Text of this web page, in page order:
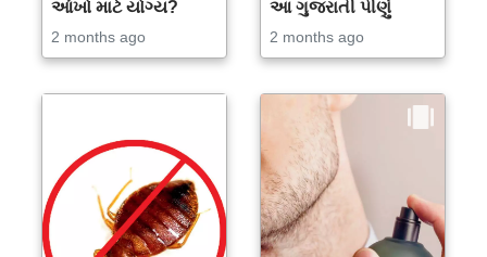
આંખો માટે યોગ્ય?
2 months ago
આ ગુજરાતી પીણું
2 months ago